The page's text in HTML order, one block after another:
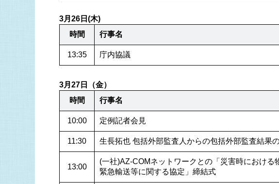
3月26日(木)
時間
行事名
13:35 庁内協議
3月27日（金）
時間
行事名
10:00 定例記者会見
11:30 生長拓也 包括外部監査人からの包括外部監査結果
13:00
(一社)AZ-COMネットワークとの「災害時における
緊急輸送等に関する協定」締結式